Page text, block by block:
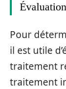
Pour
il est utile
traitement
traitement